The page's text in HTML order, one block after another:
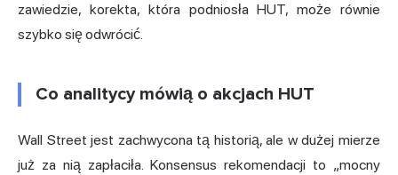
zawiedzie, korekta, która podniosła HUT, może równie
szybko się odwrócić.
Co analitycy mówią o akcjach HUT
Wall Street jest zachwycona tą historią, ale w dużej mierze
już za nią zapłaciła. Konsensus rekomendacji to „mocny